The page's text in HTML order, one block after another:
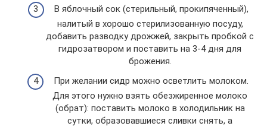
В яблочный сок (стерильный, прокипяченный),
налитый в хорошо стерилизованную посуду,
добавить разводку дрожжей, закрыть пробкой с
гидрозатвором и поставить на 3-4 дня для
брожения.
При желании сидр можно осветлить молоком.
Для этого нужно взять обезжиренное молоко
(обрат): поставить молоко в холодильник на
сутки, образовавшиеся сливки снять, а